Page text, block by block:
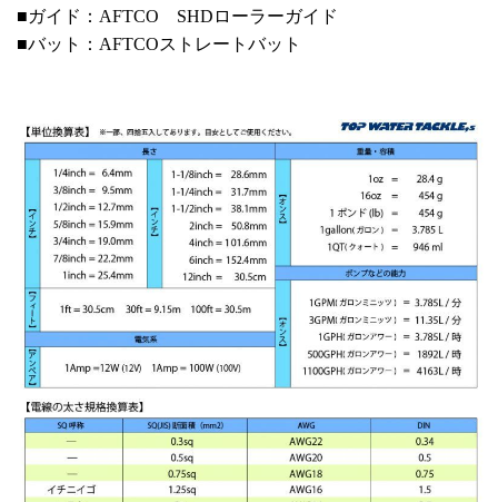
■ガイド：AFTCO SHDローラーガイド
■バット：AFTCOストレートバット